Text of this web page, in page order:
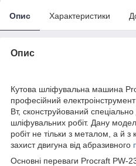
Опис Характеристики
Опис
Кутова шліфувальна машина
професійний
Вт, сконструйований спеціально
шліфувальних робіт. Дану
робіт не тільки з металом, а й
захист двигуна від абразивного
Основні переваги Procraft PW-